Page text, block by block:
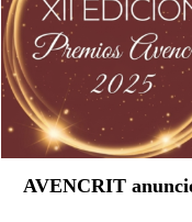
AVENCRIT